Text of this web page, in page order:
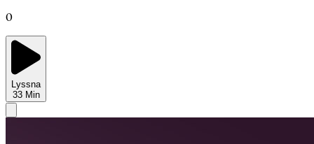
0
Lyssna
33 Min